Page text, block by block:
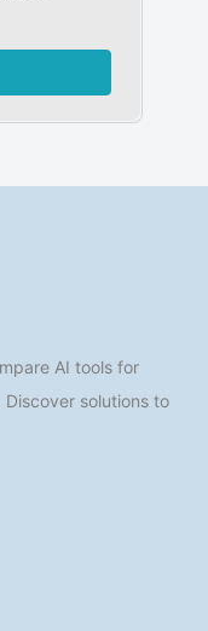
AI tools for
solutions to